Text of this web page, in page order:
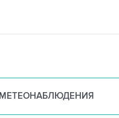
МЕТЕОНАБЛЮДЕНИЯ